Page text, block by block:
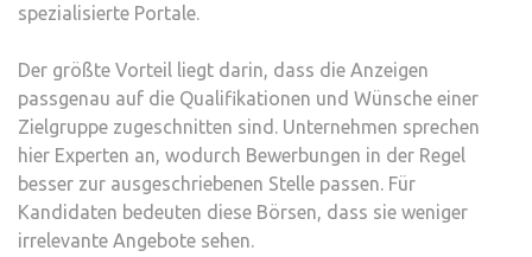
spezialisierte Portale.
Der größte Vorteil liegt darin, dass die Anzeigen
passgenau auf die Qualifikationen und Wünsche einer
Zielgruppe zugeschnitten sind. Unternehmen sprechen
hier Experten an, wodurch Bewerbungen in der Regel
besser zur ausgeschriebenen Stelle passen. Für
Kandidaten bedeuten diese Börsen, dass sie weniger
irrelevante Angebote sehen.